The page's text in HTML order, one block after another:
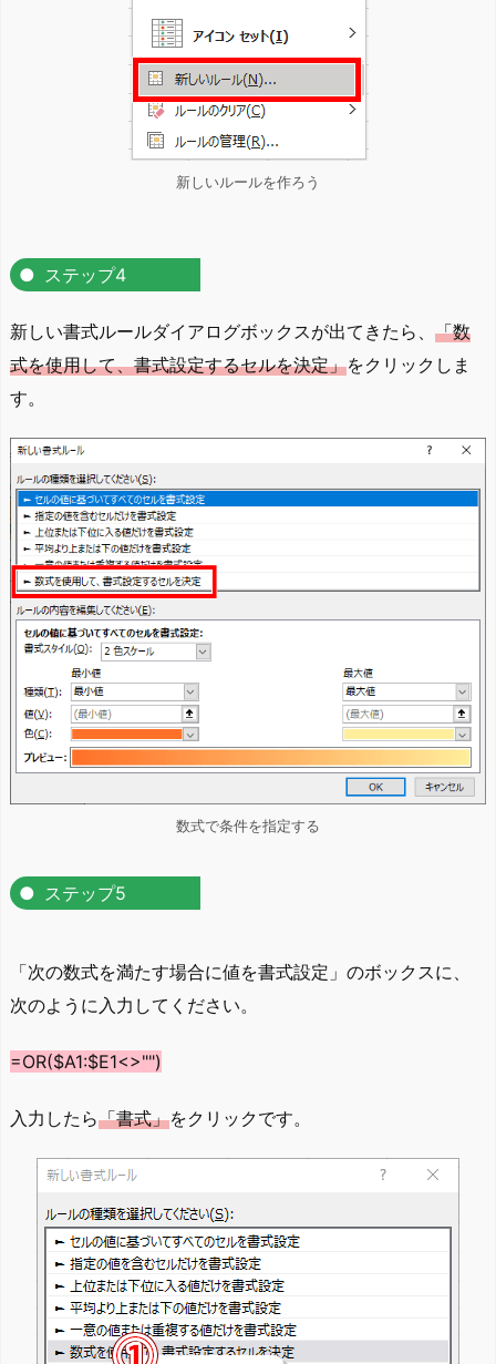
新しいルールを作ろう
ステップ4
新しい書式ルールダイアログボックスが出てきたら、 「数
式を使用して、書式設定するセルを決定」をクリックしま
す。
数式で条件を指定する
ステップ5
「次の数式を満たす場合に値を書式設定」のボックスに、
次のように入力してください。
=OR($A1:$E1<>"")
入力したら「書式」をクリックです。